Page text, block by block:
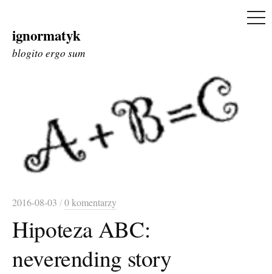
Skip
to
ignormatyk
blogito ergo sum
2016-08-03 /0 komentarzy
Hipoteza ABC:
neverending story